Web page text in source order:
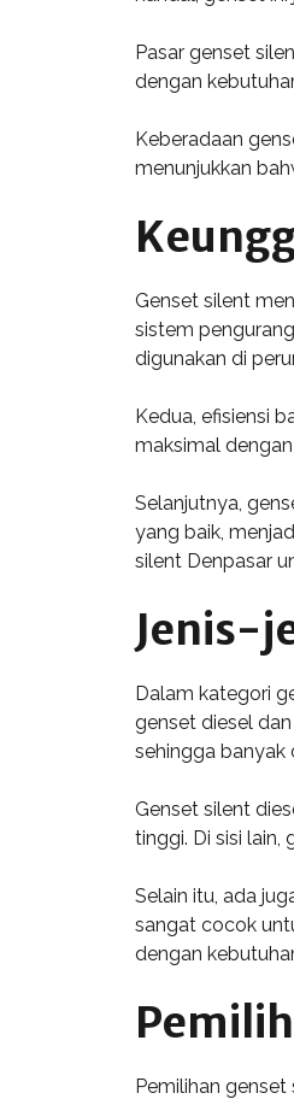
Pasar genset
dengan
Keberadaan
menunjukkan
Genset silent
sistem
digunakan di
Kedua, efisiensi
maksimal
Selanjutnya,
yang baik,
silent Denpasar
Jenis-
Dalam kategori
genset diesel
sehingga banyak
Genset silent
tinggi. Di sisi
Selain itu, ada
sangat cocok
dengan
Pemilihan